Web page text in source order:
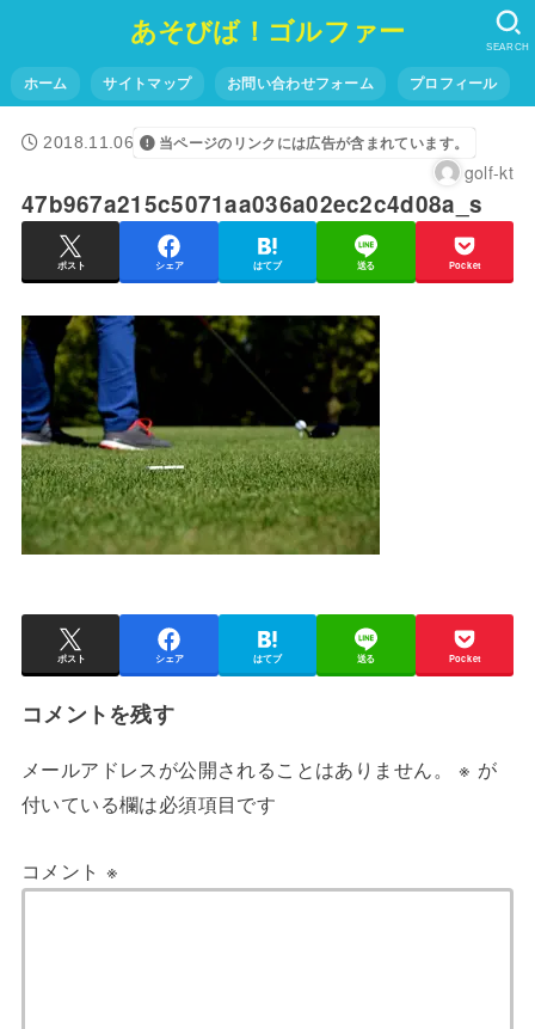
あそびば！ゴルファー
ホーム サイトマップ お問い合わせフォーム プロフィール
SEARCH
2018.11.06 当ページのリンクには広告が含まれています。
golf-kt
47b967a215c5071aa036a02ec2c4d08a_s
ポスト シェア はてブ 送る Pocket
ポスト シェア はてブ 送る Pocket
コメントを残す
メールアドレスが公開されることはありません。 ※ が
付いている欄は必須項目です
コメント ※